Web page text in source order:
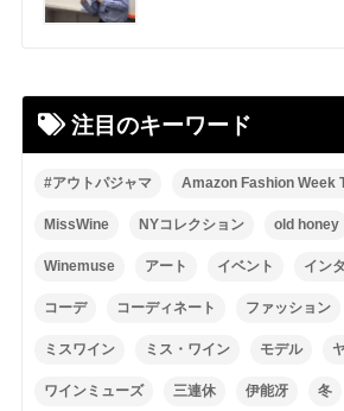
注目のキーワード
#アウトパジャマ Amazon Fashion Week
MissWine NYコレクション old honey
Winemuse アート イベント イン
コーデ コーディネート ファッション
ミスワイン ミス・ワイン モデル
ワインミューズ 三連休 伊能冴 冬